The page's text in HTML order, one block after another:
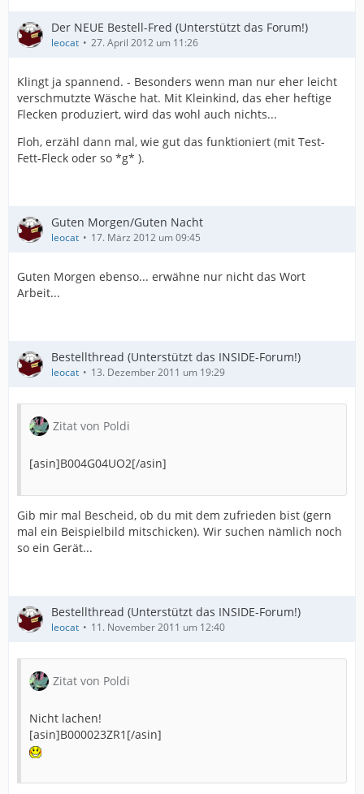
Der NEUE Bestell-Fred (Unterstützt das Forum!)
leocat 27. April 2012 um 11:26
Klingt ja spannend. - Besonders wenn man nur eher leicht
verschmutzte Wäsche hat. Mit Kleinkind, das eher heftige
Flecken produziert, wird das wohl auch nichts...
Floh, erzähl dann mal, wie gut das funktioniert (mit Test-
Fett-Fleck oder so *g* ).
Guten Morgen/Guten Nacht
leocat 17. März 2012 um 09:45
Guten Morgen ebenso... erwähne nur nicht das Wort
Arbeit...
Bestellthread (Unterstützt das INSIDE-Forum!)
leocat 13. Dezember 2011 um 19:29
Zitat von Poldi
[asin]B004G04UO2[/asin]
Gib mir mal Bescheid, ob du mit dem zufrieden bist (gern
mal ein Beispielbild mitschicken). Wir suchen nämlich noch
so ein Gerät...
Bestellthread (Unterstützt das INSIDE-Forum!)
leocat 11. November 2011 um 12:40
Zitat von Poldi
Nicht lachen!
[asin]B000023ZR1[/asin]